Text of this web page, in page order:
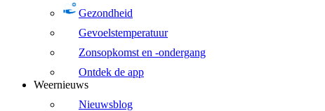
Gezondheid
Gevoelstemperatuur
Zonsopkomst en -ondergang
Ontdek de app
Weernieuws
Nieuwsblog